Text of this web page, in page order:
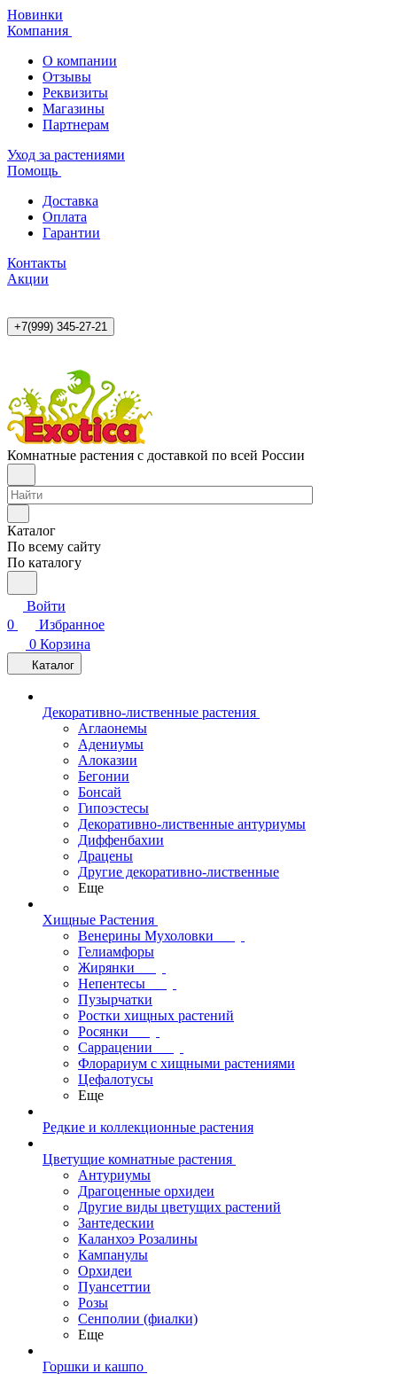
Новинки
Компания
О компании
Отзывы
Реквизиты
Магазины
Партнерам
Уход за растениями
Помощь
Доставка
Оплата
Гарантии
Контакты
Акции
+7(999) 345-27-21
Комнатные растения с доставкой по всей России
Каталог
По всему сайту
По каталогу
Войти
0
Избранное
0 Корзина
Каталог
Декоративно-лиственные растения
Аглаонемы
Адениумы
Алоказии
Бегонии
Бонсай
Гипоэстесы
Декоративно-лиственные антуриумы
Диффенбахии
Драцены
Другие декоративно-лиственные
Еще
Хищные Растения
Венерины Мухоловки
Гелиамфоры
Жирянки
Непентесы
Пузырчатки
Ростки хищных растений
Росянки
Саррацении
Флорариум с хищными растениями
Цефалотусы
Еще
Редкие и коллекционные растения
Цветущие комнатные растения
Антуриумы
Драгоценные орхидеи
Другие виды цветущих растений
Зантедескии
Каланхоэ Розалины
Кампанулы
Орхидеи
Пуансеттии
Розы
Сенполии (фиалки)
Еще
Горшки и кашпо